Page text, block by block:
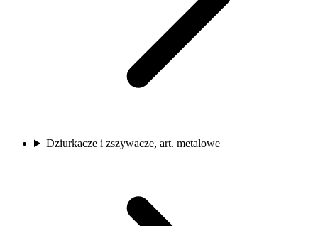
Dziurkacze i zszywacze, art. metalowe